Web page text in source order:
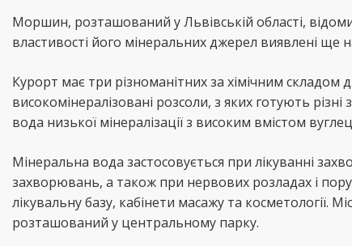
Моршин, розташований у Львівській області,
властивості його мінеральних джерел виявлені ще
Курорт має три різноманітних за хімічним
високомінералізовані розсоли, з яких готують
вода низької мінералізації з високим вмістом
Мінеральна вода застосовується при лікуванні
захворювань, а також при нервових розладах і
лікувальну базу, кабінети масажу та косметології.
розташований у центральному парку.